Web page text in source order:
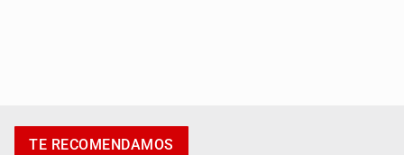
Unidos en el Azteca
TE RECOMENDAMOS